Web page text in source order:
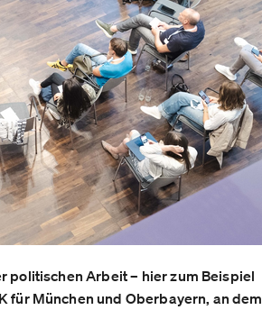
politischen Arbeit – hier zum Beispiel
für München und Oberbayern, an dem